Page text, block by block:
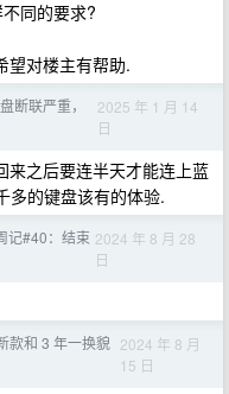
同的要求?
望对楼主有帮助.
断联严重，
2025 年 1 月 14
日
来之后要连半天才能连上蓝
多的键盘该有的体验.
记#40：结束 2024 年 8 月 28
日
款和 3 年一换貌 2024 年 8 月
15 日